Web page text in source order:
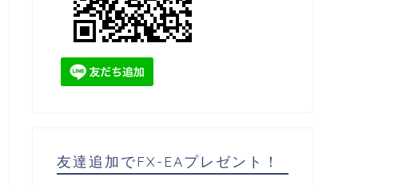
友達追加でFX-EAプレゼント！